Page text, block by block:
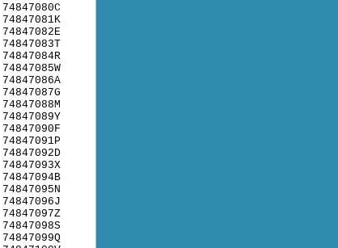
74847080C
74847081K
74847082E
74847083T
74847084R
74847085W
74847086A
74847087G
74847088M
74847089Y
74847090F
74847091P
74847092D
74847093X
74847094B
74847095N
74847096J
74847097Z
74847098S
74847099Q